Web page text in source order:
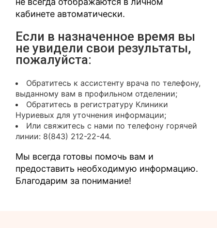
кабинете автоматически.
Если в назначенное время вы
не увидели свои результаты,
пожалуйста:
Обратитесь к ассистенту врача по телефону,
выданному вам в профильном отделении;
Обратитесь в регистратуру Клиники
Нуриевых для уточнения информации;
Или свяжитесь с нами по телефону горячей
линии: 8(843) 212-22-44.
Мы всегда готовы помочь вам и
предоставить необходимую информацию.
Благодарим за понимание!